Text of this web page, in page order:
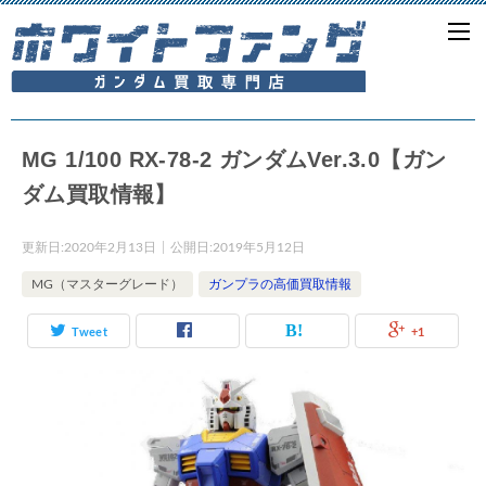
MG 1/100 RX-78-2 ガンダムVer.3.0【ガン
ダム買取情報】
更新日:2020年2月13日 公開日:2019年5月12日
MG（マスターグレード） ガンプラの高価買取情報
Tweet +1